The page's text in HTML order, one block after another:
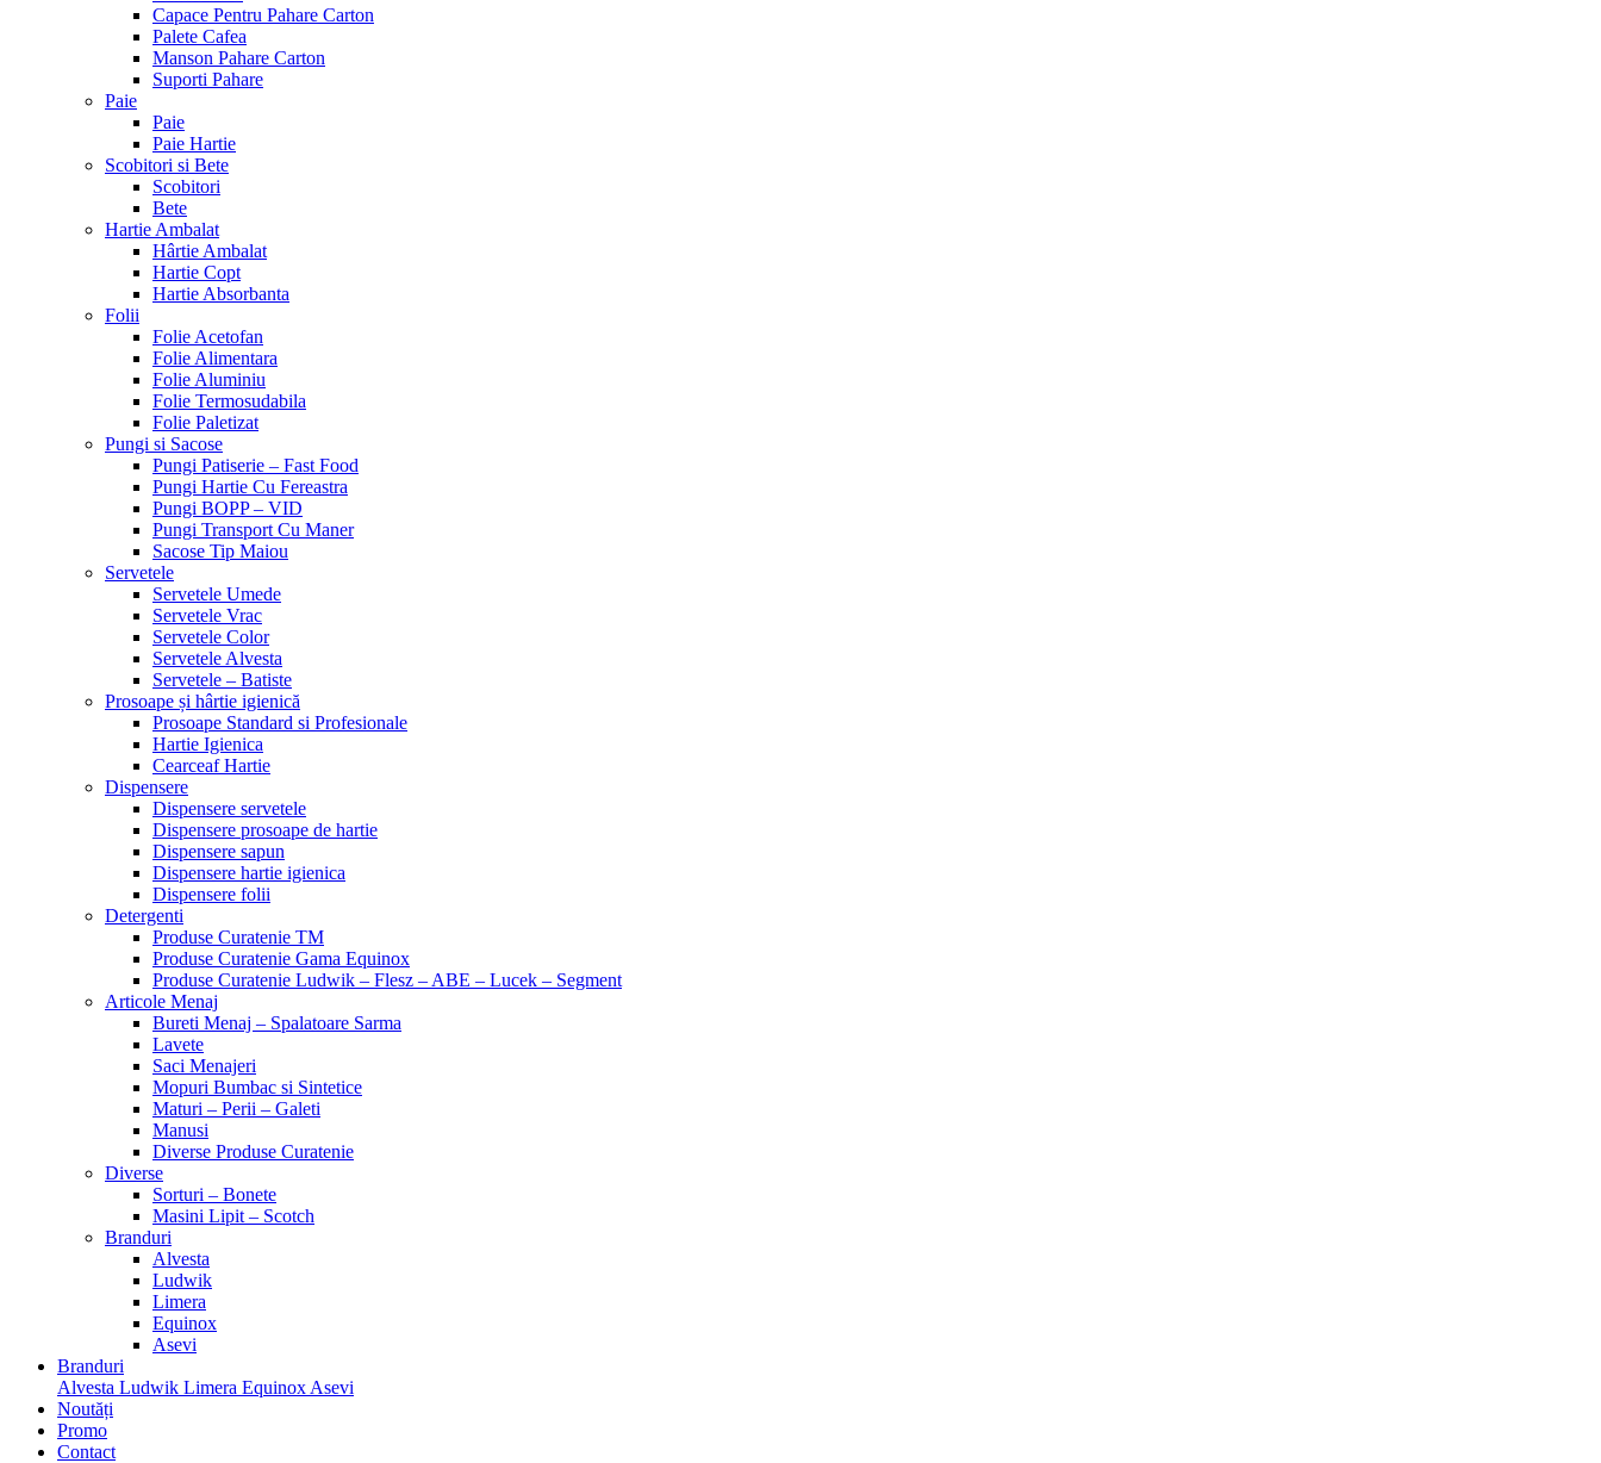
Capace Pentru Pahare Carton
Palete Cafea
Manson Pahare Carton
Suporti Pahare
Paie
Paie
Paie Hartie
Scobitori si Bete
Scobitori
Bete
Hartie Ambalat
Hârtie Ambalat
Hartie Copt
Hartie Absorbanta
Folii
Folie Acetofan
Folie Alimentara
Folie Aluminiu
Folie Termosudabila
Folie Paletizat
Pungi si Sacose
Pungi Patiserie – Fast Food
Pungi Hartie Cu Fereastra
Pungi BOPP – VID
Pungi Transport Cu Maner
Sacose Tip Maiou
Servetele
Servetele Umede
Servetele Vrac
Servetele Color
Servetele Alvesta
Servetele – Batiste
Prosoape și hârtie igienică
Prosoape Standard si Profesionale
Hartie Igienica
Cearceaf Hartie
Dispensere
Dispensere servetele
Dispensere prosoape de hartie
Dispensere sapun
Dispensere hartie igienica
Dispensere folii
Detergenti
Produse Curatenie TM
Produse Curatenie Gama Equinox
Produse Curatenie Ludwik – Flesz – ABE – Lucek – Segment
Articole Menaj
Bureti Menaj – Spalatoare Sarma
Lavete
Saci Menajeri
Mopuri Bumbac si Sintetice
Maturi – Perii – Galeti
Manusi
Diverse Produse Curatenie
Diverse
Sorturi – Bonete
Masini Lipit – Scotch
Branduri
Alvesta
Ludwik
Limera
Equinox
Asevi
Branduri
Alvesta Ludwik Limera Equinox Asevi
Noutăți
Promo
Contact